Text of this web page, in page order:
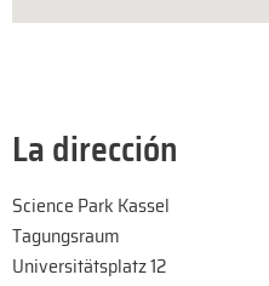
La dirección
Science Park Kassel
Tagungsraum
Universitätsplatz 12